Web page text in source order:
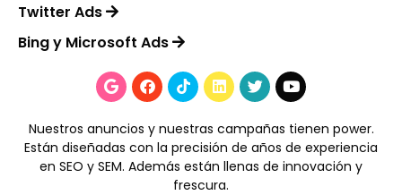
Twitter Ads
Bing y Microsoft Ads
Nuestros anuncios y nuestras campañas tienen power.
Están diseñadas con la precisión de años de experiencia
en SEO y SEM. Además están llenas de innovación y
frescura.